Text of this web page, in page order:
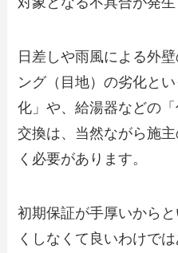
日差しや雨風による外
ング（目地）の劣化と
化」や、給湯器などの
交換は、当然ながら施
く必要があります。
初期保証が手厚いから
くしなくて良いわけで